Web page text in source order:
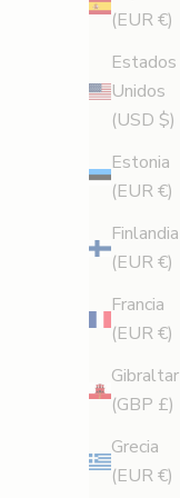
(EUR €)
Estados
Unidos
(USD $)
Estonia
(EUR €)
Finlandia
(EUR €)
Francia
(EUR €)
Gibraltar
(GBP £)
Grecia
(EUR €)